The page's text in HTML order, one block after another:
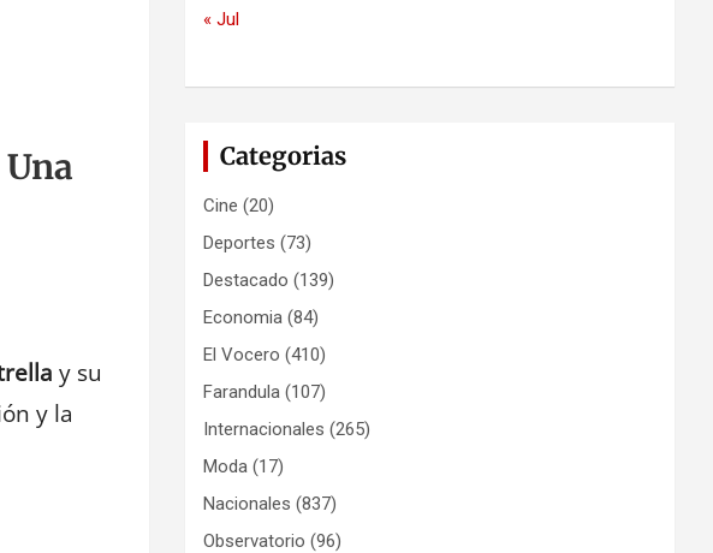
y su
y la
« Jul
Categorias
Cine (20)
Deportes (73)
Destacado (139)
Economia (84)
El Vocero (410)
Farandula (107)
Internacionales (265)
Moda (17)
Nacionales (837)
Observatorio (96)